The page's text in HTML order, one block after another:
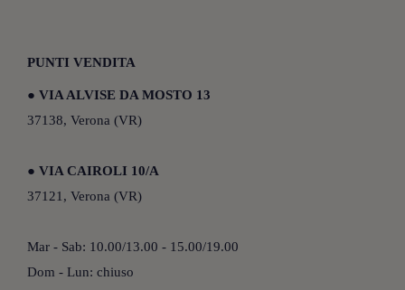
PUNTI VENDITA
● VIA ALVISE DA MOSTO 13
37138, Verona (VR)
● VIA CAIROLI 10/A
37121, Verona (VR)
Mar - Sab: 10.00/13.00 - 15.00/19.00
Dom - Lun: chiuso